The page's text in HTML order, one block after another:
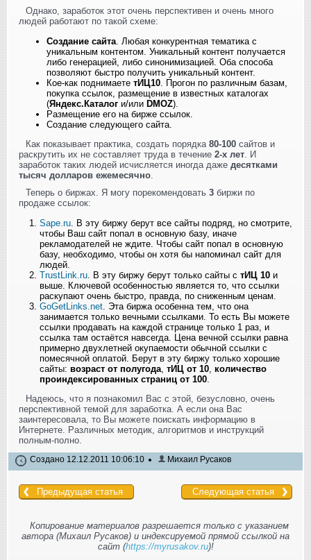
Однако, заработок этот очень перспективен и очень много
людей работают по такой схеме:
Создание сайта . Любая конкурентная тематика с
уникальным контентом. Уникальный контент получается
либо генерацией, либо синонимизацией. Оба способа
позволяют быстро получить уникальный контент.
Кое-как поднимаете тИЦ10 . Прогон по различным базам,
покупка ссылок, размещение в известных каталогах
(Яндекс.Каталог и/или DMOZ).
Размещение его на бирже ссылок.
Создание следующего сайта.
Как показывает практика, создать порядка 80-100 сайтов и
раскрутить их не составляет труда в течение 2-х лет. И
заработок таких людей исчисляется иногда даже десятками
тысяч долларов ежемесячно.
Теперь о биржах. Я могу порекомендовать 3 биржи по
продаже ссылок:
Sape.ru . В эту биржу берут все сайты подряд, но смотрите,
чтобы Ваш сайт попал в основную базу, иначе
рекламодателей не ждите. Чтобы сайт попал в основную
базу, необходимо, чтобы он хотя бы напоминал сайт для
людей.
TrustLink.ru . В эту биржу берут только сайты с тИЦ 10 и
выше. Ключевой особенностью является то, что ссылки
раскупают очень быстро, правда, по сниженным ценам.
GoGetLinks.net . Эта биржа особенна тем, что она
занимается только вечными ссылками. То есть Вы можете
ссылки продавать на каждой странице только 1 раз, и
ссылка там остаётся навсегда. Цена вечной ссылки равна
примерно двухлетней окупаемости обычной ссылки с
помесячной оплатой. Берут в эту биржу только хорошие
сайты: возраст от полугода тИЦ от 10 количество
проиндексированных страниц от 100
Надеюсь, что я познакомил Вас с этой, безусловно, очень
перспективной темой для заработка. А если она Вас
заинтересовала, то Вы можете поискать информацию в
Интернете. Различных методик, алгоритмов и инструкций
полным-полно.
Создано 12.12.2011 10:06:10 Михаил Русаков
Предыдущая статья Следующая статья
Копирование материалов разрешается только с указанием
автора (Михаил Русаков) и индексируемой прямой ссылкой на
сайт (https://myrusakov.ru)!